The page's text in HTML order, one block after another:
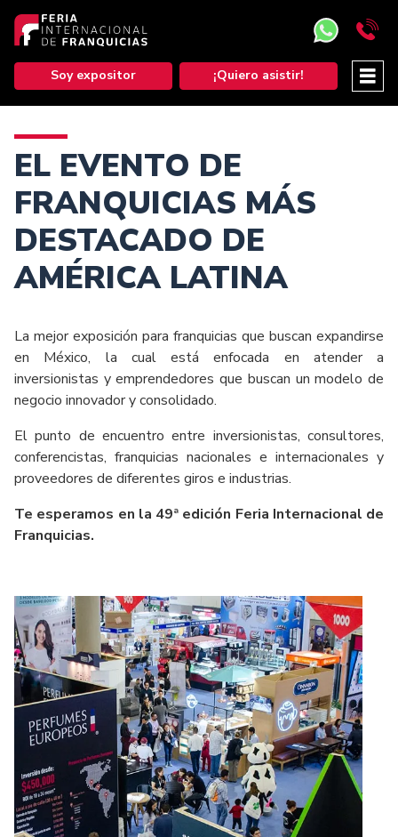
Soy expositor ¡Quiero asistir!
EL EVENTO DE
FRANQUICIAS MÁS
DESTACADO DE
AMÉRICA LATINA
La mejor exposición para franquicias que buscan expandirse
en México, la cual está enfocada en atender a
inversionistas y emprendedores que buscan un modelo de
negocio innovador y consolidado.
El punto de encuentro entre inversionistas, consultores,
conferencistas, franquicias nacionales e internacionales y
proveedores de diferentes giros e industrias.
Te esperamos en la 49ª edición Feria Internacional de
Franquicias.